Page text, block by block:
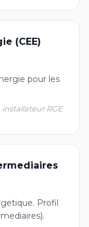
(CEE)
pour les
RGE
Profil